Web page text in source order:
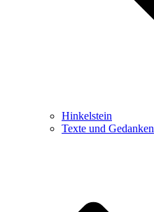
Hinkelstein
Texte und Gedanken